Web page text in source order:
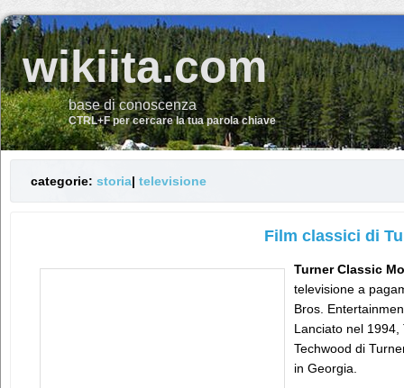
wikiita.com
base di conoscenza
CTRL+F per cercare la tua parola chiave
categorie: storia| televisione
Film classici di
Turner Classic
televisione a
Bros.
Lanciato nel
Techwood di
in Georgia.